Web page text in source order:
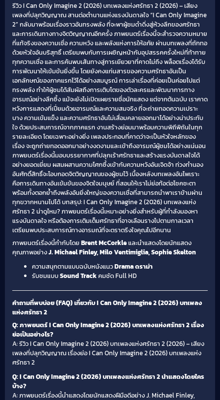
รีวิว I Can Only Imagine 2 (2026) บทเพลงแห่งศรัทธา 2​ (2026) – เสียง
เพลงที่ปลุกวิญญาณ สานต่อตำนานแห่งแรงบันดาลใจ “I Can Only Imagine
2” กลับมาพร้อมเรื่องราวอันทรงพลัง ที่จะพาผู้ชมดำดิ่งสู่ห้วงลึกของศรัทธา
และการเดินทางทางจิตวิญญาณอีกครั้ง ภาพยนตร์เรื่องนี้จะสำรวจความหมาย
ที่แท้จริงของความเชื่อ ความหวัง และพลังแห่งการให้อภัย ผ่านบทเพลงที่ถักทอ
ด้วยหัวใจอันบริสุทธิ์ เตรียมพบกับการเผชิญหน้ากับอุปสรรคครั้งใหม่ที่ท้าทาย
ทุกความเชื่อ และการค้นพบเส้นทางสู่การเยียวยาที่คาดไม่ถึง พล็อตเรื่องได้รับ
การพัฒนาให้เข้มข้นยิ่งขึ้น โดยยังคงแก่นสารของความศรัทธาอันเป็น
เอกลักษณ์ของภาคแรกไว้ได้อย่างสมบูรณ์ การเล่าเรื่องที่ค่อยเป็นค่อยไปแต่
ทรงพลัง ทำให้ผู้ชมได้สัมผัสถึงการเติบโตของตัวละครและพัฒนาการทาง
อารมณ์อย่างลึกซึ้ง แม้จะยังไม่เปิดเผยรายชื่อนักแสดง แต่จากต้นฉบับ เราคาด
หวังการแสดงที่เปี่ยมด้วยอารมณ์และความสมจริง ที่จะถ่ายทอดความเปราะ
บาง ความเข้มแข็ง และความศรัทธาอันไม่เสื่อมคลายออกมาได้อย่างน่าประทับ
ใจ ด้วยประสบการณ์จากภาคแรก งานสร้างย่อมมาพร้อมความพิถีพิถันในทุก
รายละเอียด โดยเฉพาะอย่างยิ่ง เพลงประกอบที่คาดว่าจะเป็นหัวใจหลักของ
เรื่อง จะถูกถ่ายทอดออกมาอย่างงดงามและเข้าถึงอารมณ์ผู้ชมได้อย่างแน่นอน
ภาพยนตร์เรื่องนี้มอบบรรยากาศที่ปลุกเร้าศรัทธาและสร้างแรงบันดาลใจได้
อย่างยอดเยี่ยม ผสมผสานความโศกซึ้งเข้ากับความหวังอันเจิดจ้า ท่วงทำนอง
อันศักดิ์สิทธิ์จะโอบกอดจิตวิญญาณของผู้ชมไว้ เบื้องหลังบทเพลงอันไพเราะ
คือการเดินทางอันเข้มข้นของจิตใจมนุษย์ ที่สอนให้เราไม่ย่อท้อต่อโชคชะตา
พร้อมทั้งตอกย้ำถึงพลังอันยิ่งใหญ่ของความเชื่อที่สามารถนำพาเราข้ามผ่าน
ทุกขวากหนามไปได้ บทสรุป: I Can Only Imagine 2 (2026) บทเพลงแห่ง
ศรัทธา 2​ น่าดูไหม? ภาพยนตร์เรื่องนี้เหมาะอย่างยิ่งสำหรับผู้ที่กำลังมองหา
แรงบันดาลใจ หรือต้องการเติมเต็มศรัทธาที่อาจเลือนรางไปตามกาลเวลา
เตรียมพบประสบการณ์ทางอารมณ์ที่จะตราตรึงใจคุณไปอีกนาน
ภาพยนตร์เรื่องนี้กำกับโดย Brent McCorkleและนำแสดงโดยนักแสดง
คุณภาพอย่างJ. Michael Finley, Milo Ventimiglia, Sophie Skelton
ความสนุกตามแบบฉบับหนังแนวDrama ดราม่า
รับชมแบบSound Trackคมชัด Full HD
คำถามที่พบบ่อย (FAQ) เกี่ยวกับ I Can Only Imagine 2 (2026) บทเพลง
แห่งศรัทธา 2​
Q: ภาพยนตร์ I Can Only Imagine 2 (2026) บทเพลงแห่งศรัทธา 2​ เรื่อง
ย่อเป็นอย่างไร?
A: รีวิว I Can Only Imagine 2 (2026) บทเพลงแห่งศรัทธา 2​ (2026) – เสียง
เพลงที่ปลุกวิญญาณ เรื่องย่อ I Can Only Imagine 2 (2026) บทเพลงแห่ง
ศรัทธา 2​
Q: I Can Only Imagine 2 (2026) บทเพลงแห่งศรัทธา 2​ นำแสดงโดยใคร
บ้าง?
A: ภาพยนตร์เรื่องนี้นำแสดงโดยนักแสดงฝีมือดีอย่าง J. Michael Finley,